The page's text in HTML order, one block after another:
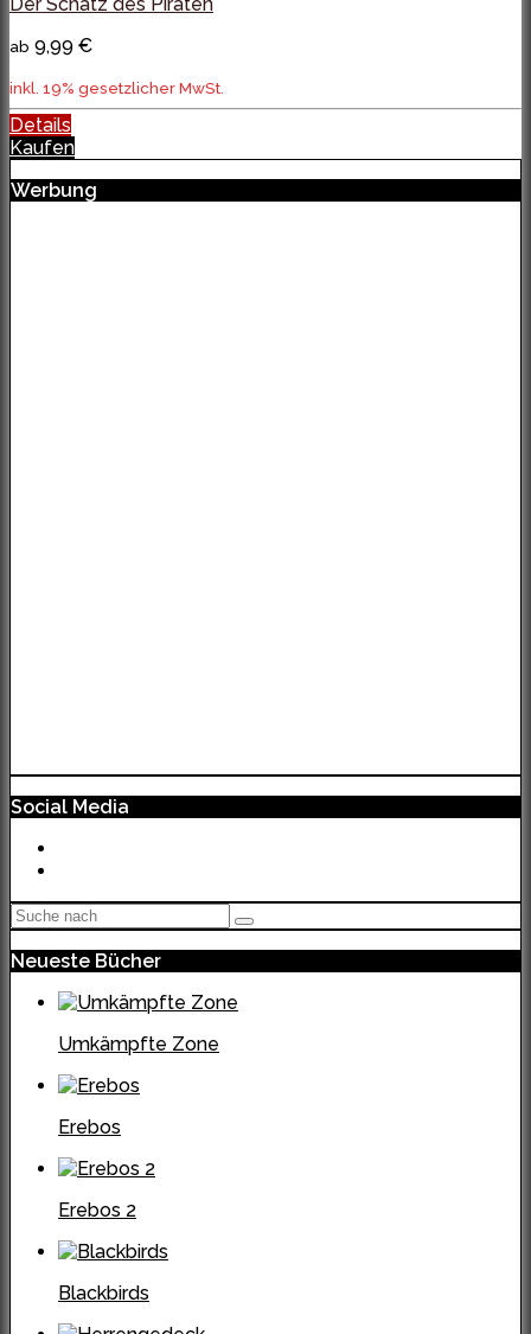
ab 9,99 €
inkl. 19% gesetzlicher MwSt.
Details
Kaufen
Werbung
Social Media
Neueste Bücher
Umkämpfte Zone
Erebos
Erebos 2
Blackbirds